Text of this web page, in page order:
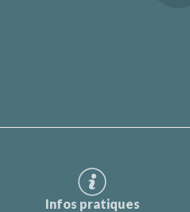
Infos pratiques